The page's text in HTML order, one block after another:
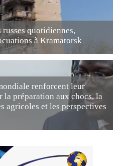
russes quotidiennes,
à Kramatorsk
renforcent leur
la préparation aux chocs, la
agricoles et les perspectives